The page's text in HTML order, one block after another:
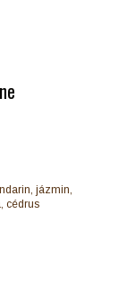
jázmin,
cédrus